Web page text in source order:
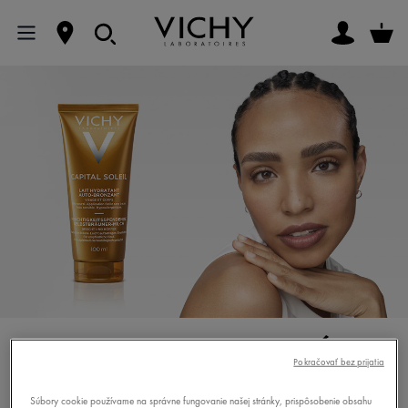
SAMOOPAĽOVACÍ
PRÍPRAVOK
Súbory cookie používame na správne fungovanie našej stránky, prispôsobenie obsahu
Pokračovať bez prijatia